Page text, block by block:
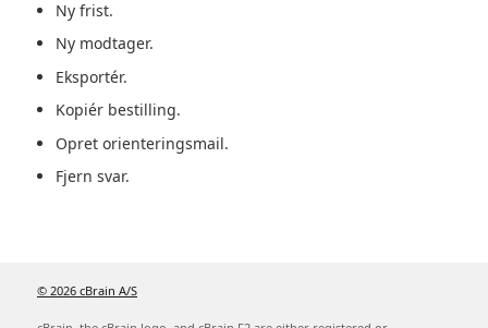
Ny frist.
Ny modtager.
Eksportér.
Kopiér bestilling.
Opret orienteringsmail.
Fjern svar.
© 2026 cBrain A/S